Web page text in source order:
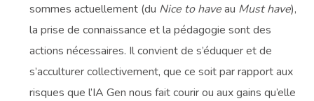
sommes actuellement (du Nice to haveau Must have),
la prise de connaissance et la pédagogie sont des
actions nécessaires. Il convient de s’éduquer et de
s’acculturer collectivement, que ce soit par rapport aux
risques que l’IA Gen nous fait courir ou aux gains qu’elle